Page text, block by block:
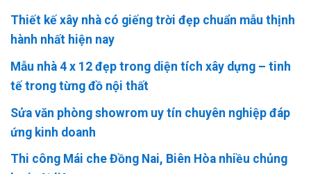
Thiết kế xây nhà có giếng trời đẹp chuẩn mẫu thịnh
hành nhất hiện nay
Mẫu nhà 4 x 12 đẹp trong diện tích xây dựng – tinh
tế trong từng đồ nội thất
Sửa văn phòng showrom uy tín chuyên nghiệp đáp
ứng kinh doanh
Thi công Mái che Đồng Nai, Biên Hòa nhiều chủng